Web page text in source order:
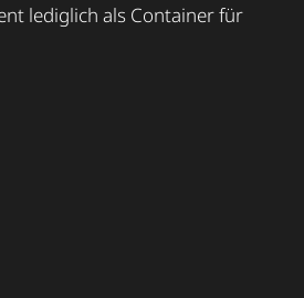
lediglich als Container für